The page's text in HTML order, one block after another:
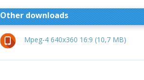
Other downloads
Mpeg-4 640x360 16:9 (10,7 MB)